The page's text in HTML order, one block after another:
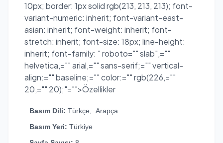
10px; border: 1px solid rgb(213, 213, 213); font-
variant-numeric: inherit; font-variant-east-
asian: inherit; font-weight: inherit; font-
stretch: inherit; font-size: 18px; line-height:
inherit; font-family: " roboto="" slab",=""
helvetica,="" arial,="" sans-serif;="" vertical-
align:="" baseline;="" color:="" rgb(226,=""
20,="" 20);"="">Özellikler
Basım Dili: Türkçe, Arapça
Basım Yeri: Türkiye